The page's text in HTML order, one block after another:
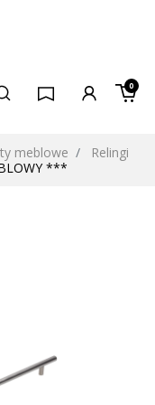
0
meblowe
Relingi
***